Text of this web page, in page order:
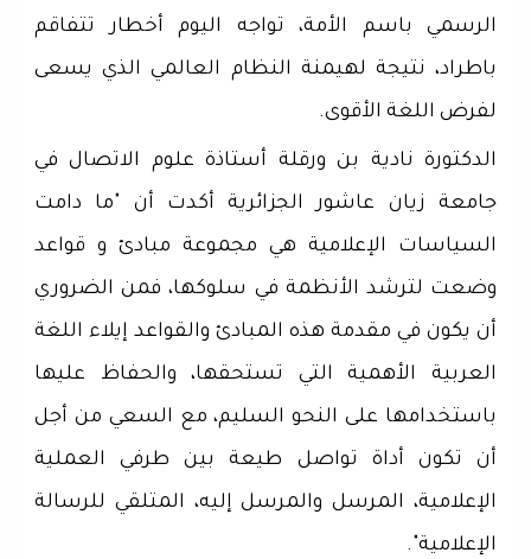
الرسمي باسم الأمة، تواجه اليوم أخطار تتفاقم
باطراد، نتيجة لهيمنة النظام العالمي الذي يسعى
لفرض اللغة الأقوى.
الدكتورة نادية بن ورقلة أستاذة علوم الاتصال في
جامعة زيان عاشور الجزائرية أكدت أن "ما دامت
السياسات الإعلامية هي مجموعة مبادئ و قواعد
وضعت لترشد الأنظمة في سلوكها، فمن الضروري
أن يكون في مقدمة هذه المبادئ والقواعد إيلاء اللغة
العربية الأهمية التي تستحقها، والحفاظ عليها
باستخدامها على النحو السليم، مع السعي من أجل
أن تكون أداة تواصل طيعة بين طرفي العملية
الإعلامية، المرسل والمرسل إليه، المتلقي للرسالة
الإعلامية".